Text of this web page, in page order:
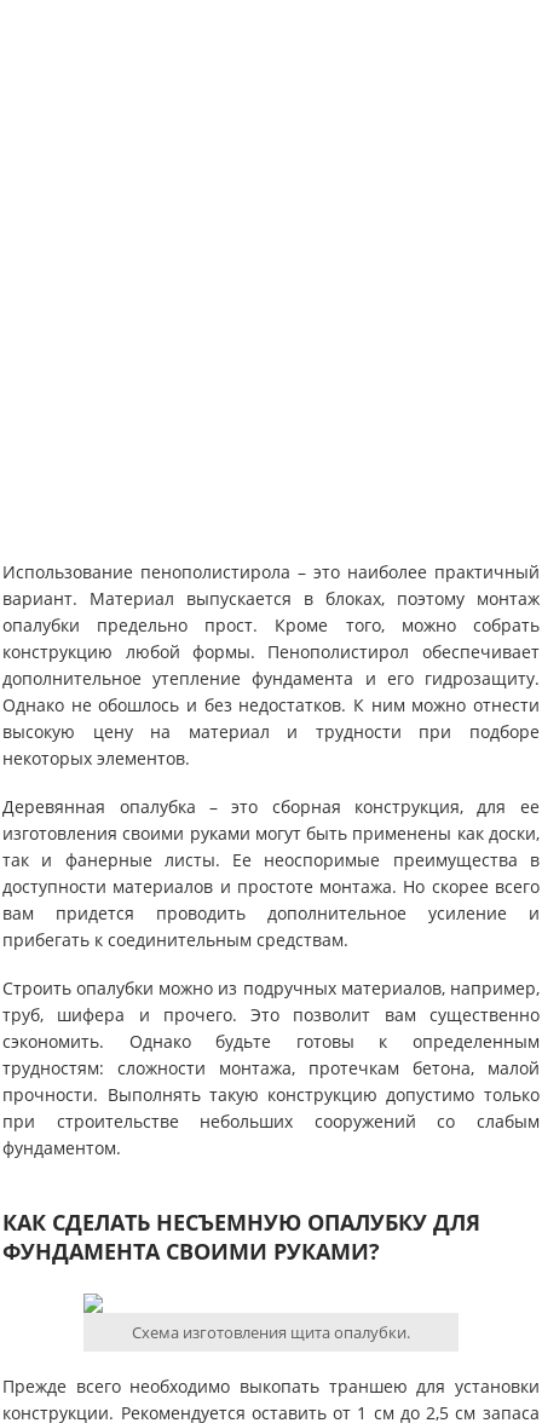
Использование пенополистирола – это наиболее практичный
вариант. Материал выпускается в блоках, поэтому монтаж
опалубки предельно прост. Кроме того, можно собрать
конструкцию любой формы. Пенополистирол обеспечивает
дополнительное утепление фундамента и его гидрозащиту.
Однако не обошлось и без недостатков. К ним можно отнести
высокую цену на материал и трудности при подборе
некоторых элементов.
Деревянная опалубка – это сборная конструкция, для ее
изготовления своими руками могут быть применены как доски,
так и фанерные листы. Ее неоспоримые преимущества в
доступности материалов и простоте монтажа. Но скорее всего
вам придется проводить дополнительное усиление и
прибегать к соединительным средствам.
Строить опалубки можно из подручных материалов, например,
труб, шифера и прочего. Это позволит вам существенно
сэкономить. Однако будьте готовы к определенным
трудностям: сложности монтажа, протечкам бетона, малой
прочности. Выполнять такую конструкцию допустимо только
при строительстве небольших сооружений со слабым
фундаментом.
КАК СДЕЛАТЬ НЕСЪЕМНУЮ ОПАЛУБКУ ДЛЯ
ФУНДАМЕНТА СВОИМИ РУКАМИ?
Схема изготовления щита опалубки.
Прежде всего необходимо выкопать траншею для установки
конструкции. Рекомендуется оставить от 1 см до 2,5 см запаса